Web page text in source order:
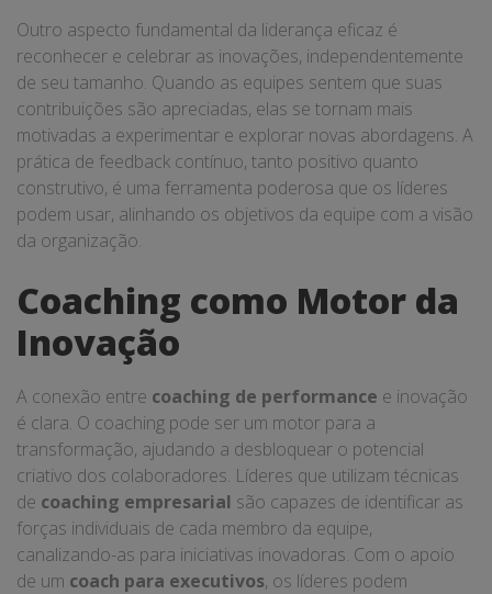
Outro aspecto fundamental da liderança eficaz é
reconhecer e celebrar as inovações, independentemente
de seu tamanho. Quando as equipes sentem que suas
contribuições são apreciadas, elas se tornam mais
motivadas a experimentar e explorar novas abordagens. A
prática de feedback contínuo, tanto positivo quanto
construtivo, é uma ferramenta poderosa que os líderes
podem usar, alinhando os objetivos da equipe com a visão
da organização.
Coaching como Motor da
Inovação
A conexão entre coaching de performance e inovação
é clara. O coaching pode ser um motor para a
transformação, ajudando a desbloquear o potencial
criativo dos colaboradores. Líderes que utilizam técnicas
de coaching empresarial são capazes de identificar as
forças individuais de cada membro da equipe,
canalizando-as para iniciativas inovadoras. Com o apoio
de um coach para executivos, os líderes podem